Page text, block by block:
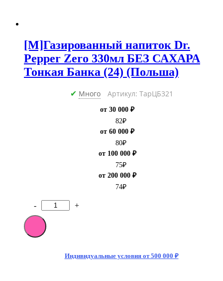
[M]Газированный напиток Dr.
Pepper Zero 330мл БЕЗ САХАРА
Тонкая Банка (24) (Польша)
✔ Много Артикул: ТарЦБ321
от 30 000 ₽
82₽
от 60 000 ₽
80₽
от 100 000 ₽
75₽
от 200 000 ₽
74₽
Количество
товара
[M]Газированный
напиток
- +
Индивидуальные условия от 500 000 ₽